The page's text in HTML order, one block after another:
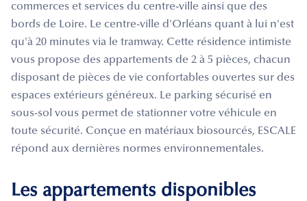
commerces et services du centre-ville ainsi que des
bords de Loire. Le centre-ville d'Orléans quant à lui n'est
qu'à 20 minutes via le tramway. Cette résidence intimiste
vous propose des appartements de 2 à 5 pièces, chacun
disposant de pièces de vie confortables ouvertes sur des
espaces extérieurs généreux. Le parking sécurisé en
sous-sol vous permet de stationner votre véhicule en
toute sécurité. Conçue en matériaux biosourcés, ESCALE
répond aux dernières normes environnementales.
Les appartements disponibles